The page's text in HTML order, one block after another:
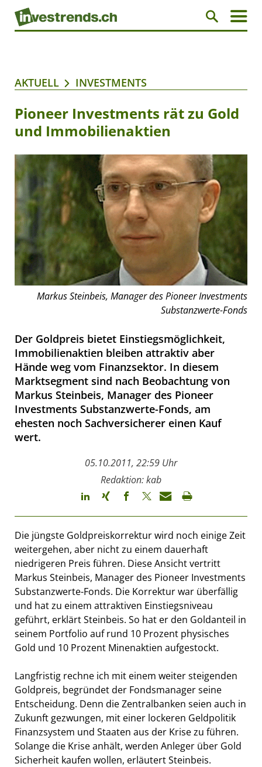
AKTUELL INVESTMENTS
Pioneer Investments rät zu Gold
und Immobilienaktien
Markus Steinbeis, Manager des Pioneer Investments
Substanzwerte-Fonds
Der Goldpreis bietet Einstiegsmöglichkeit,
Immobilienaktien bleiben attraktiv aber
Hände weg vom Finanzsektor. In diesem
Marktsegment sind nach Beobachtung von
Markus Steinbeis, Manager des Pioneer
Investments Substanzwerte-Fonds, am
ehesten noch Sachversicherer einen Kauf
wert.
05.10.2011, 22:59 Uhr
Redaktion: kab
Die jüngste Goldpreiskorrektur wird noch einige Zeit
weitergehen, aber nicht zu einem dauerhaft
niedrigeren Preis führen. Diese Ansicht vertritt
Markus Steinbeis, Manager des Pioneer Investments
Substanzwerte-Fonds. Die Korrektur war überfällig
und hat zu einem attraktiven Einstiegsniveau
geführt, erklärt Steinbeis. So hat er den Goldanteil in
seinem Portfolio auf rund 10 Prozent physisches
Gold und 10 Prozent Minenaktien aufgestockt.
Langfristig rechne ich mit einem weiter steigenden
Goldpreis, begründet der Fondsmanager seine
Entscheidung. Denn die Zentralbanken seien auch in
Zukunft gezwungen, mit einer lockeren Geldpolitik
Finanzsystem und Staaten aus der Krise zu führen.
Solange die Krise anhält, werden Anleger über Gold
Sicherheit kaufen wollen, erläutert Steinbeis.